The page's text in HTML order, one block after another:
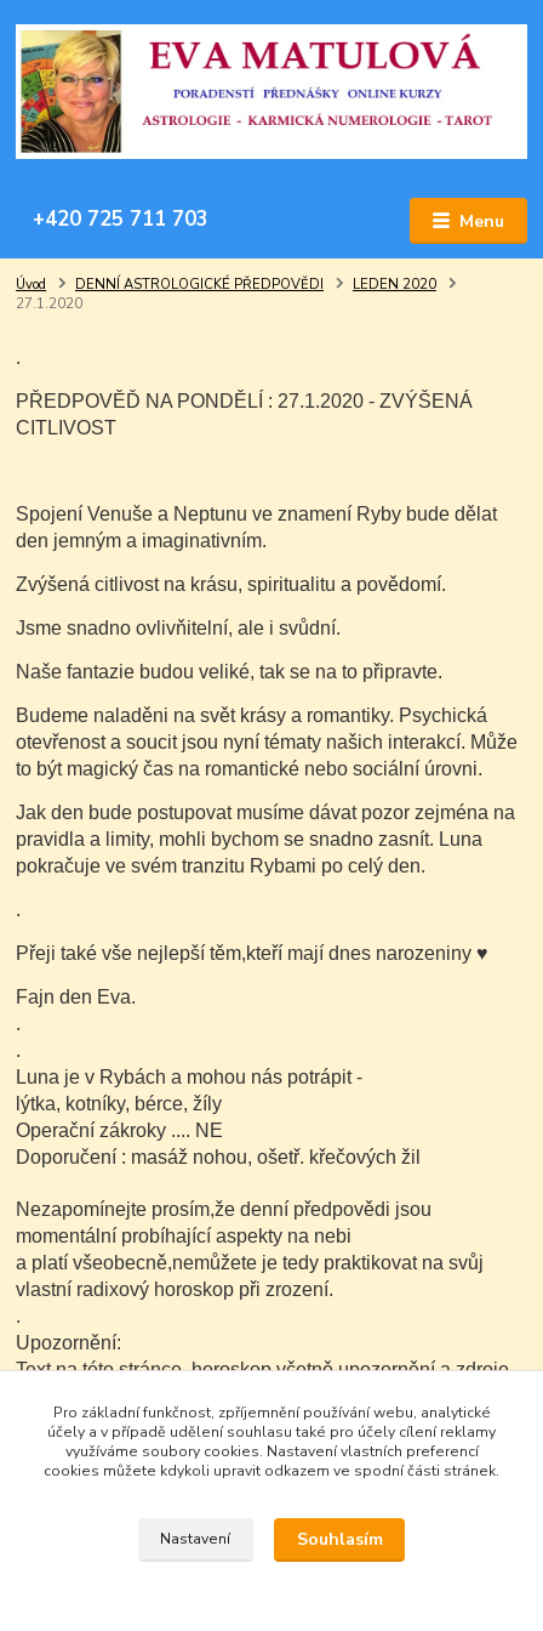
Menu
+420 725 711 703
Úvod DENNÍ ASTROLOGICKÉ PŘEDPOVĚDI
LEDEN 2020
27.1.2020
.
PŘEDPOVĚĎ NA PONDĚLÍ : 27.1.2020 - ZVÝŠENÁ
CITLIVOST
Spojení Venuše a Neptunu ve znamení Ryby bude dělat
den jemným a imaginativním.
Zvýšená citlivost na krásu, spiritualitu a povědomí.
Jsme snadno ovlivňitelní, ale i svůdní.
Naše fantazie budou veliké, tak se na to připravte.
Budeme naladěni na svět krásy a romantiky. Psychická
otevřenost a soucit jsou nyní tématy našich interakcí. Může
to být magický čas na romantické nebo sociální úrovni.
Jak den bude postupovat musíme dávat pozor zejména na
pravidla a limity, mohli bychom se snadno zasnít. Luna
pokračuje ve svém tranzitu Rybami po celý den.
.
Přeji také vše nejlepší těm,kteří mají dnes narozeniny♥
Fajn den Eva.
.
.
Luna je v Rybách a mohou nás potrápit -
lýtka, kotníky, bérce, žíly
Operační zákroky .... NE
Doporučení : masáž nohou, ošetř. křečových žil
Nezapomínejte prosím,že denní předpovědi jsou
momentální probíhající aspekty na nebi
a platí všeobecně,nemůžete je tedy praktikovat na svůj
vlastní radixový horoskop při zrození.
.
Upozornění:
Text na této stránce ,horoskop včetně upozornění a zdroje
kopírovat nekomerčním
způsobem..
Pro základní funkčnost, zpříjemnění používání webu, analytické
účely a v případě udělení souhlasu také pro účely cílení reklamy
využíváme soubory cookies. Nastavení vlastních preferencí
cookies můžete kdykoli upravit odkazem ve spodní části stránek.
Nastavení Souhlasím